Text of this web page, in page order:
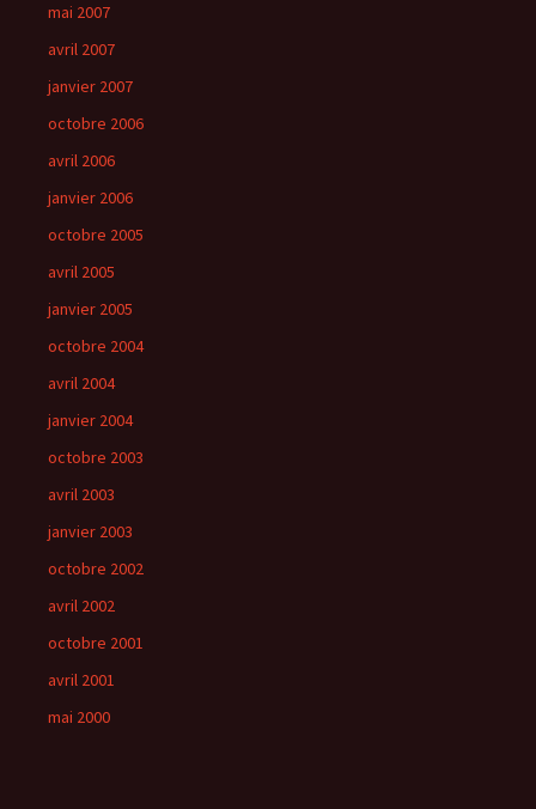
mai 2007
avril 2007
janvier 2007
octobre 2006
avril 2006
janvier 2006
octobre 2005
avril 2005
janvier 2005
octobre 2004
avril 2004
janvier 2004
octobre 2003
avril 2003
janvier 2003
octobre 2002
avril 2002
octobre 2001
avril 2001
mai 2000